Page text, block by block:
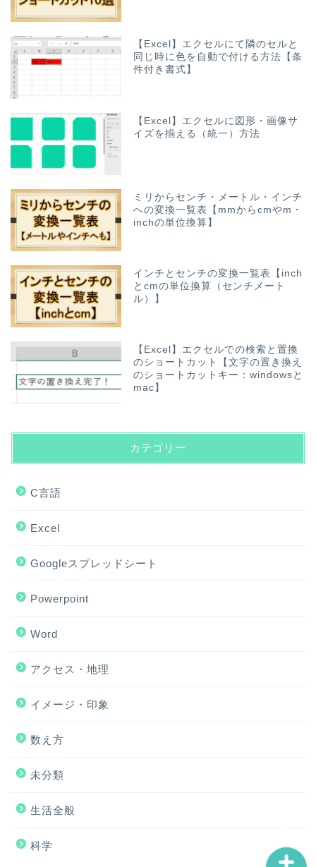
【Excel】エクセルにて隣のセルと
同じ時に色を自動で付ける方法【条
件付き書式】
【Excel】エクセルに図形・画像サ
イズを揃える（統一）方法
ミリからセンチ・メートル・インチ
への変換一覧表【mmからcmやm・
inchの単位換算】
インチとセンチの変換一覧表【inch
とcmの単位換算（センチメート
ル）】
【Excel】エクセルでの検索と置換
のショートカット【文字の置き換え
のショートカットキー：windowsと
mac】
カテゴリー
C言語
Excel
Googleスプレッドシート
Powerpoint
Word
アクセス・地理
イメージ・印象
数え方
未分類
生活全般
科学